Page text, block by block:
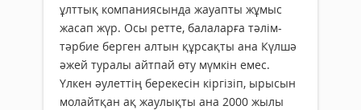
ұлттық компаниясында жауапты жұмыс
жасап жүр. Осы ретте, балаларға тәлім-
тәрбие берген алтын құрсақты ана Күлшә
әжей туралы айтпай өту мүмкін емес.
Үлкен әулеттің берекесін кіргізіп, ырысын
молайтқан ақ жаулықты ана 2000 жылы